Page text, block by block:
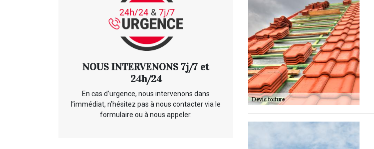
NOUS INTERVENONS 7j/7 et
24h/24
En cas d’urgence, nous intervenons dans
l’immédiat, n’hésitez pas à nous contacter via le
formulaire ou à nous appeler.